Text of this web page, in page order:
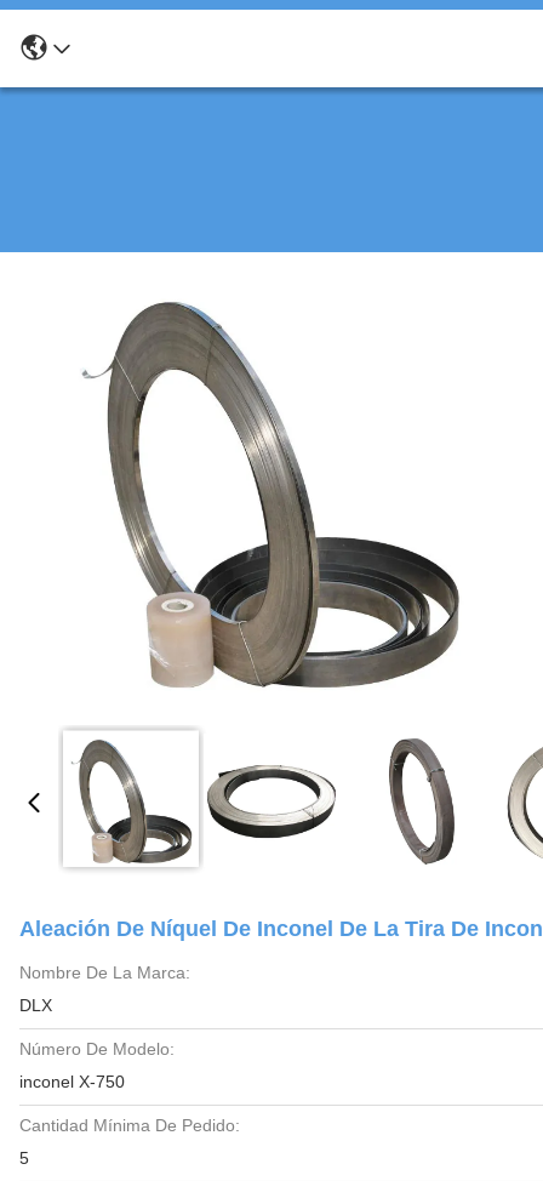
Aleación De Níquel De Inconel De La Tira De
Nombre De La Marca:
DLX
Número De Modelo:
inconel X-750
Cantidad Mínima De Pedido:
5